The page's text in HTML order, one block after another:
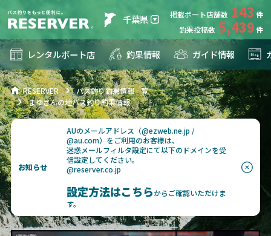
千葉県 掲載ボート店舗数 143
釣果投稿数 5,439
レンタルボート店 釣果情報 ガイド情報
RESERVER
バス釣り釣果情報一覧
まゆさんの地バス釣り釣果情報
お知らせ
AUのメールアドレス（@ezweb.ne.jp /
@au.com）をご利用のお客様は、
迷惑メールフィルタ設定にて以下のドメインを受
信設定してください。
@reserver.co.jp
設定方法はこちらからご確認いただけま
す。